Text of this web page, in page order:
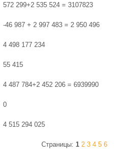
572 299+2 535 524 = 3107823
-46 987 + 2 997 483 = 2 950 496
4 498 177 234
55 415
4 487 784+2 452 206 = 6939990
0
4 515 294 025
Страницы: 1 2 3 4 5 6